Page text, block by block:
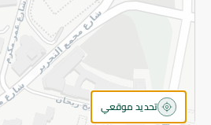
تحديد موقعي
©2026 - Spinneys | جميع الحقوق محفوظة